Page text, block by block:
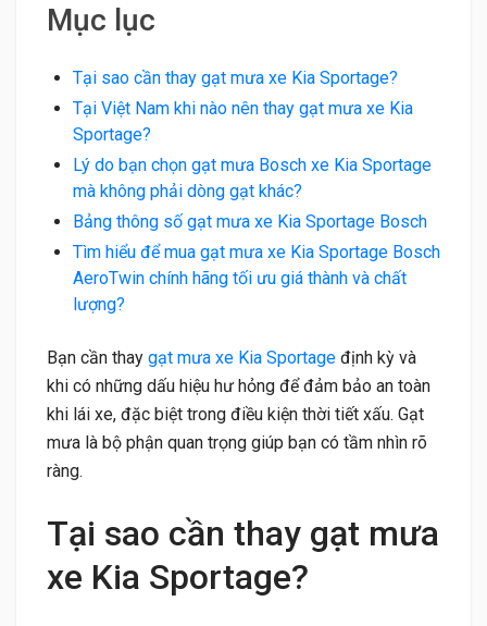
Mục lục
Tại sao cần thay gạt mưa xe Kia Sportage?
Tại Việt Nam khi nào nên thay gạt mưa xe Kia
Sportage?
Lý do bạn chọn gạt mưa Bosch xe Kia Sportage
mà không phải dòng gạt khác?
Bảng thông số gạt mưa xe Kia Sportage Bosch
Tìm hiểu để mua gạt mưa xe Kia Sportage Bosch
AeroTwin chính hãng tối ưu giá thành và chất
lượng?
Bạn cần thay gạt mưa xe Kia Sportage định kỳ và
khi có những dấu hiệu hư hỏng để đảm bảo an toàn
khi lái xe, đặc biệt trong điều kiện thời tiết xấu. Gạt
mưa là bộ phận quan trọng giúp bạn có tầm nhìn rõ
ràng.
Tại sao cần thay gạt mưa
xe Kia Sportage?